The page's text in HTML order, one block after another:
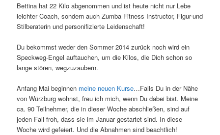
Bettina hat 22 Kilo abgenommen und ist heute nicht nur Lebe
leichter Coach, sondern auch Zumba Fitness Instructor, Figur-und
Stilberaterin und personifizierte Leidenschaft!
Du bekommst weder den Sommer 2014 zurück noch wird ein
Speckweg-Engel auftauchen, um die Kilos, die Dich schon so
lange stören, wegzuzaubern.
Anfang Mai beginnen meine neuen Kurse…Falls Du in der Nähe
von Würzburg wohnst, freu ich mich, wenn Du dabei bist. Meine
ca. 90 Teilnehmer, die in dieser Woche abschließen, sind auf
jeden Fall froh, dass sie im Januar gestartet sind. In diese
Woche wird gefeiert. Und die Abnahmen sind beachtlich!